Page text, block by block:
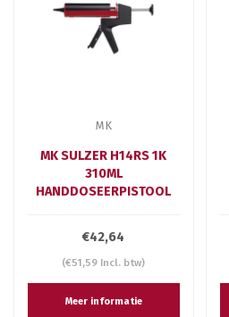
MK
MK SULZER H14RS 1K
310ML
HANDDOSEERPISTOOL
€42,64
(€51,59 Incl. btw)
Meer informatie